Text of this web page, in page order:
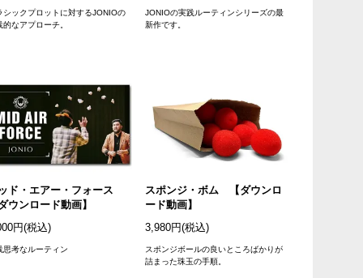
シックプロットに対するJONIOの
的なアプローチ。
JONIOの実践ルーティンシリーズの最
新作です。
ド・エアー・フォース
ダウンロード動画】
円(税込)
思考なルーティン
スポンジ・ボム 【ダウンロ
ード動画】
3,980円(税込)
スポンジボールの良いところばかりが
詰まった珠玉の手順。